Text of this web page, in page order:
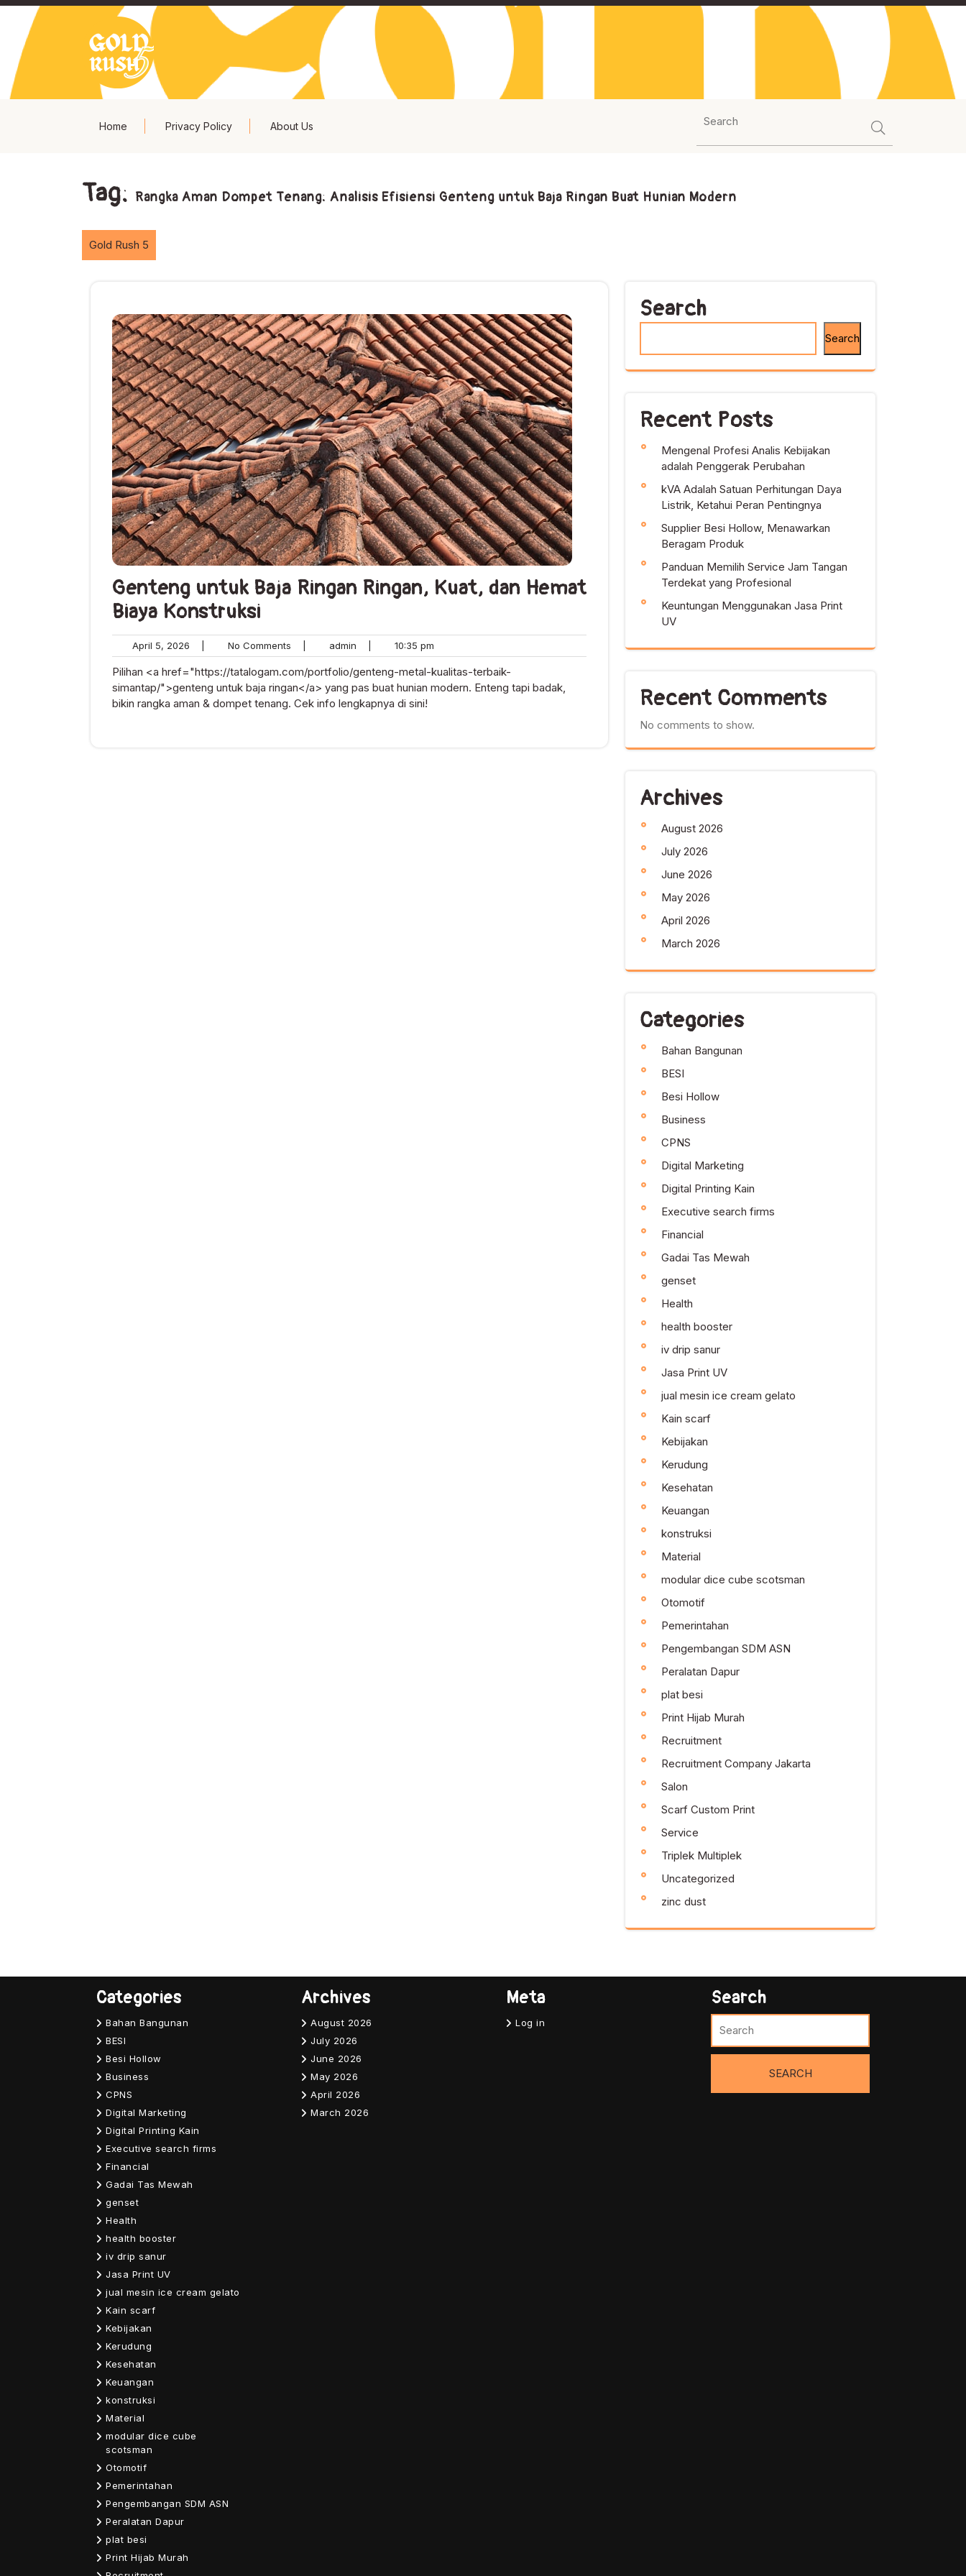
Skip
content
Home Privacy Policy About Us
Tag: Rangka Aman Dompet Tenang: Analisis Efisiensi Genteng untuk Baja Ringan Buat Hunian Modern
Gold Rush 5
Genteng untuk Baja Ringan Ringan, Kuat, dan Hemat
Biaya Konstruksi
April 5, 2026
5,
2026
No Comments
Comments
admin 10:35 pm
pm
Pilihan <a href="https://tatalogam.com/portfolio/genteng-metal-kualitas-terbaik-
simantap/">genteng untuk baja ringan</a> yang pas buat hunian modern. Enteng tapi badak,
bikin rangka aman & dompet tenang. Cek info lengkapnya di sini!
Search
Search
Recent Posts
Mengenal Profesi Analis Kebijakan
adalah Penggerak Perubahan
kVA Adalah Satuan Perhitungan Daya
Listrik, Ketahui Peran Pentingnya
Supplier Besi Hollow, Menawarkan
Beragam Produk
Panduan Memilih Service Jam Tangan
Terdekat yang Profesional
Keuntungan Menggunakan Jasa Print
UV
Recent Comments
No comments to show.
Archives
August 2026
July 2026
June 2026
May 2026
April 2026
March 2026
Categories
Bahan Bangunan
BESI
Besi Hollow
Business
CPNS
Digital Marketing
Digital Printing Kain
Executive search firms
Financial
Gadai Tas Mewah
genset
Health
health booster
iv drip sanur
Jasa Print UV
jual mesin ice cream gelato
Kain scarf
Kebijakan
Kerudung
Kesehatan
Keuangan
konstruksi
Material
modular dice cube scotsman
Otomotif
Pemerintahan
Pengembangan SDM ASN
Peralatan Dapur
plat besi
Print Hijab Murah
Recruitment
Recruitment Company Jakarta
Salon
Scarf Custom Print
Service
Triplek Multiplek
Uncategorized
zinc dust
Categories
Bahan Bangunan
BESI
Besi Hollow
Business
CPNS
Digital Marketing
Digital Printing Kain
Executive search firms
Financial
Gadai Tas Mewah
genset
Health
health booster
iv drip sanur
Jasa Print UV
jual mesin ice cream gelato
Kain scarf
Kebijakan
Kerudung
Kesehatan
Keuangan
konstruksi
Material
modular dice cube
scotsman
Otomotif
Pemerintahan
Pengembangan SDM ASN
Peralatan Dapur
plat besi
Print Hijab Murah
Archives
August 2026
July 2026
June 2026
May 2026
April 2026
March 2026
Meta
Log in
Search